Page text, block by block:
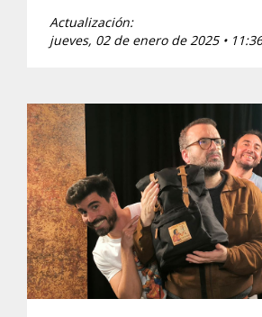
Actualización:
jueves, 02 de enero de 2025 •